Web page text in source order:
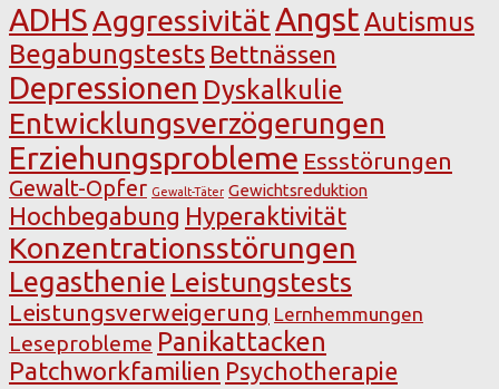
ADHSAggressivitätAngst Autismus
Begabungstests Bettnässen
Depressionen Dyskalkulie
Entwicklungsverzögerungen
Erziehungsprobleme Essstörungen
Gewalt-Opfer Gewalt-Täter Gewichtsreduktion
Hochbegabung Hyperaktivität
Konzentrationsstörungen
Legasthenie Leistungstests
Leistungsverweigerung Lernhemmungen
Leseprobleme Panikattacken
Patchworkfamilien Psychotherapie